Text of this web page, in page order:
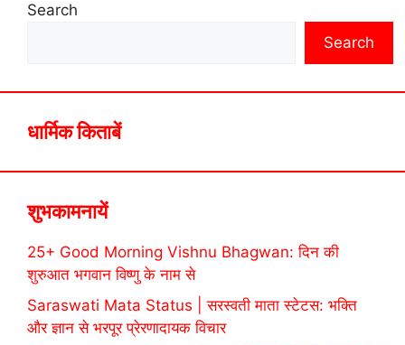
Search
Search
धार्मिक किताबें
शुभकामनायें
25+ Good Morning Vishnu Bhagwan: दिन की
शुरुआत भगवान विष्णु के नाम से
Saraswati Mata Status | सरस्वती माता स्टेटस: भक्ति
और ज्ञान से भरपूर प्रेरणादायक विचार